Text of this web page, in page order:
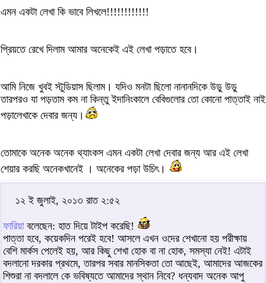
এমন একটা লেখা কি ভাবে লিখলে!!!!!!!!!!!!
প্রিয়তে রেখে দিলাম আমার অনেকেই এই লেখা পড়াতে হবে।
আমি নিজে খুবই স্টুডিয়াস ছিলাম। যদিও মনটা ছিলো নানানদিকে উড়ু উড়ু
তারপরও যা পড়তাম কম না কিন্তু ইদানিংকালে বেবিগুলোর তো কোনো পাত্তাই নাই
পড়ালেখাকে দেবার জন্য।
তোমাকে অনেক অনেক থ্যাংকস এমন একটা লেখা দেবার জন্য আর এই লেখা
শেয়ার করছি অনেকখানেই । অনেকের পড়া উচিৎ।
১২ ই জুলাই, ২০১৩ রাত ২:৫২
ফারিয়াবলেছেন: হাত দিয়ে টাইপ করেছি!
পাত্তা হবে, কয়েকদিন পরেই হবে! আসলে এখন ওদের শেখানো হয় পরীক্ষায়
বেশি মার্কস পেলেই হয়, আর কিছু শেখা হোক বা না হোক, সমস্যা নেই! এটাই
বদলানো দরকার প্রথমে, তারপর সবার মানসিকতা তো আছেই, আমাদের আজকের
শিশুরা না বদলালে কে ভবিষ্যতে আমাদের স্থান নিবে? ধন্যবাদ অনেক আপু